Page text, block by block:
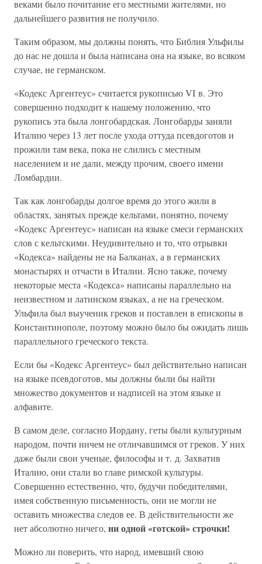
веками было почитание его местными жителями, но
дальнейшего развития не получило.
Таким образом, мы должны понять, что Библия Ульфилы
до нас не дошла и была написана она на языке, во всяком
случае, не германском.
«Кодекс Аргентеус» считается рукописью VI в. Это
совершенно подходит к нашему положению, что
рукопись эта была лонгобардская. Лонгобарды заняли
Италию через 13 лет после ухода оттуда псевдоготов и
прожили там века, пока не слились с местным
населением и не дали, между прочим, своего имени
Ломбардии.
Так как лонгобарды долгое время до этого жили в
областях, занятых прежде кельтами, понятно, почему
«Кодекс Аргентеус» написан на языке смеси германских
слов с кельтскими. Неудивительно и то, что отрывки
«Кодекса» найдены не на Балканах, а в германских
монастырях и отчасти в Италии. Ясно также, почему
некоторые места «Кодекса» написаны параллельно на
неизвестном и латинском языках, а не на греческом.
Ульфила был выученик греков и поставлен в епископы в
Константинополе, поэтому можно было бы ожидать лишь
параллельного греческого текста.
Если бы «Кодекс Аргентеус» был действительно написан
на языке псевдоготов, мы должны были бы найти
множество документов и надписей на этом языке и
алфавите.
В самом деле, согласно Иордану, геты были культурным
народом, почти ничем не отличавшимся от греков. У них
даже были свои ученые, философы и т. д. Захватив
Италию, они стали во главе римской культуры.
Совершенно естественно, что, будучи победителями,
имея собственную письменность, они не могли не
оставить множества следов ее. В действительности же
нет абсолютно ничего, ни одной «готской» строчки!
Можно ли поверить, что народ, имевший свою